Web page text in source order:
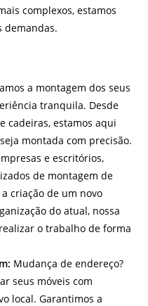
complexos, estamos
demandas.
a montagem dos seus
tranquila. Desde
cadeiras, estamos aqui
montada com precisão.
e escritórios,
de montagem de
criação de um novo
do atual, nossa
o trabalho de forma
Mudança de endereço?
seus móveis com
local. Garantimos a